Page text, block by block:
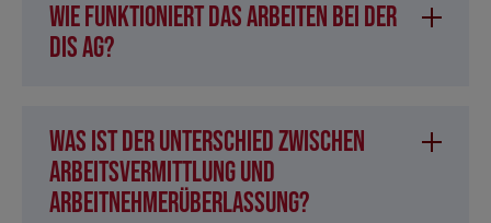
Wie funktioniert das Arbeiten bei der
DIS AG?
Was ist der Unterschied zwischen
Arbeitsvermittlung und
Arbeitnehmerüberlassung?